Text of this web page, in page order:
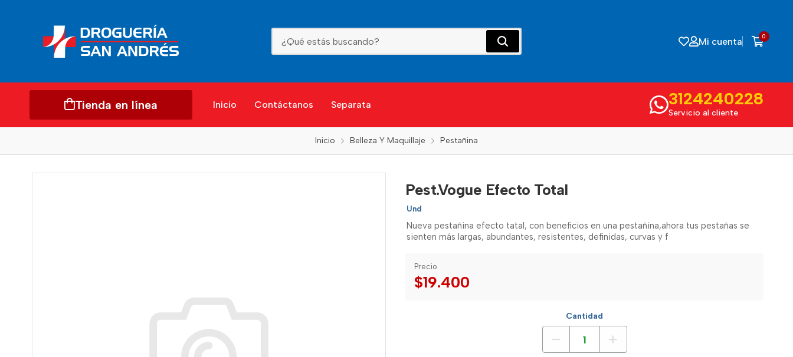
Mi cuenta 0
Tienda en línea Inicio Contáctanos Separata 3124240228
Servicio al cliente
Inicio Belleza Y Maquillaje Pestañina
Pest.Vogue Efecto Total
Und
Nueva pestañina efecto tatal, con beneficios en una pestañina,ahora tus pestañas se
sienten más largas, abundantes, resistentes, definidas, curvas y f
Precio
$19.400
Cantidad